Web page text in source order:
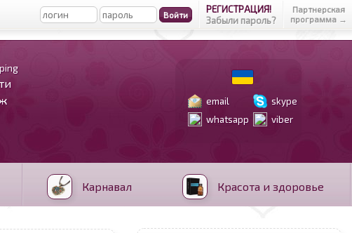
РЕГИСТРАЦИЯ!
Забыли пароль?
Партнерская
программа →
email
skype
whatsapp
viber
Карнавал Красота и здоровье